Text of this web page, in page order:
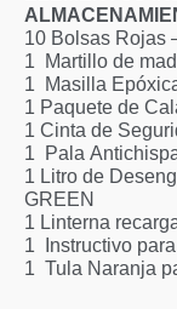
10​ Bolsas Rojas
1 ​ Martillo de
1 ​ Masilla
1​ Paquete de
1​ Cinta de
1 ​ Pala
1​ Litro de
GREEN​
1​ Linterna
1 ​ Instructivo
1 ​ Tula Naranja